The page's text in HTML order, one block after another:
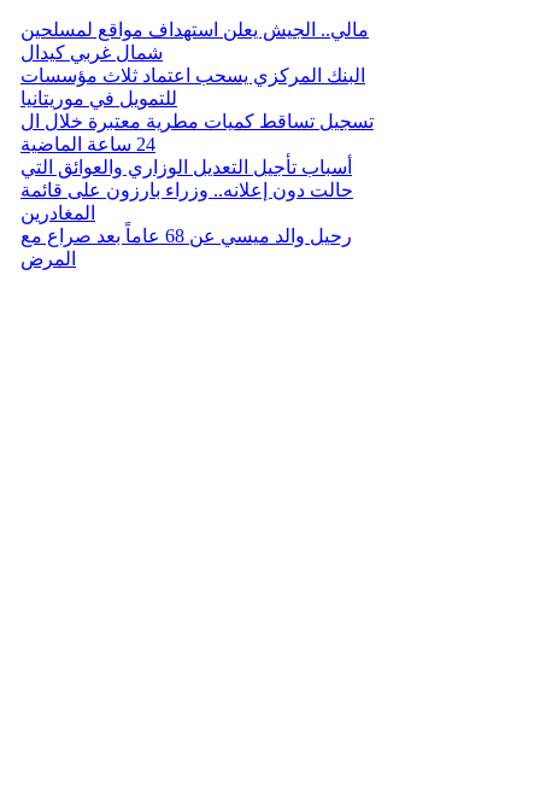
مالي.. الجيش يعلن استهداف مواقع لمسلحين
شمال غربي كيدال
البنك المركزي يسحب اعتماد ثلاث مؤسسات
للتمويل في موريتانيا
تسجيل تساقط كميات مطرية معتبرة خلال ال
24 ساعة الماضية
أسباب تأجيل التعديل الوزاري والعوائق التي
حالت دون إعلانه.. وزراء بارزون على قائمة
المغادرين
رحيل والد ميسي عن 68 عاماً بعد صراع مع
المرض